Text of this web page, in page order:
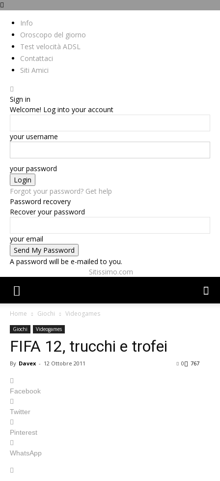
Info
Oroscopo del giorno
Test velocità ADSL
Contattaci
Siti Amici
Sign in
Welcome! Log into your account
your username
your password
Forgot your password? Get help
Password recovery
Recover your password
your email
A password will be e-mailed to you.
Sitissimo.com
Home Giochi Videogames
Giochi Videogames
FIFA 12, trucchi e trofei
By Davex - 12 Ottobre 2011 767
0
Facebook
Twitter
Pinterest
WhatsApp